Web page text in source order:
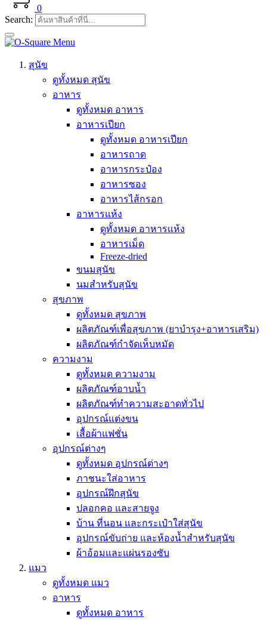
0
Search:
Menu
สุนัข
ดูทั้งหมด สุนัข
อาหาร
ดูทั้งหมด อาหาร
อาหารเปียก
ดูทั้งหมด อาหารเปียก
อาหารถาด
อาหารกระป๋อง
อาหารซอง
อาหารไส้กรอก
อาหารแห้ง
ดูทั้งหมด อาหารแห้ง
อาหารเม็ด
Freeze-dried
ขนมสุนัข
นมสำหรับสุนัข
สุขภาพ
ดูทั้งหมด สุขภาพ
ผลิตภัณฑ์เพื่อสุขภาพ (ยาบำรุง+อาหารเสริม)
ผลิตภัณฑ์กำจัดเห็บหมัด
ความงาม
ดูทั้งหมด ความงาม
ผลิตภัณฑ์อาบน้ำ
ผลิตภัณฑ์ทำความสะอาดทั่วไป
อุปกรณ์แต่งขน
เสื้อผ้าแฟชั่น
อุปกรณ์ต่างๆ
ดูทั้งหมด อุปกรณ์ต่างๆ
ภาชนะใส่อาหาร
อุปกรณ์ฝึกสุนัข
ปลอกคอ และสายจูง
บ้าน ที่นอน และกระเป๋าใส่สุนัข
อุปกรณ์ขับถ่าย และห้องน้ำสำหรับสุนัข
ผ้าอ้อมและแผ่นรองซับ
แมว
ดูทั้งหมด แมว
อาหาร
ดูทั้งหมด อาหาร